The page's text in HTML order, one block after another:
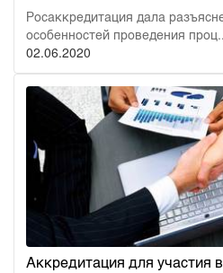
Росаккредитация дала
особенностей проведения
02.06.2020
Аккредитация для участия